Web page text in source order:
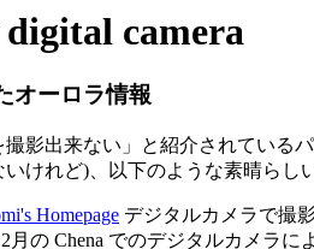
camera
オーロラ情報
撮影出来ない」と紹介されてい
けれど)、以下のような素晴らし
Homepage デジタルカメラで撮
月の Chena でのデジタルカメラに